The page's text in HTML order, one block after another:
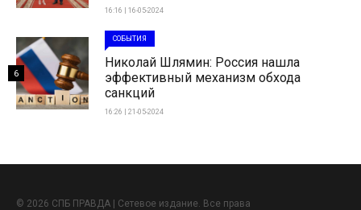
16:16 | 16-05-2024
СОБЫТИЯ
Николай Шлямин: Россия нашла
эффективный механизм обхода
санкций
16:26 | 21-05-2024
6
© 2026 СПБ ПРАВДА | Сетевое издание. Все права